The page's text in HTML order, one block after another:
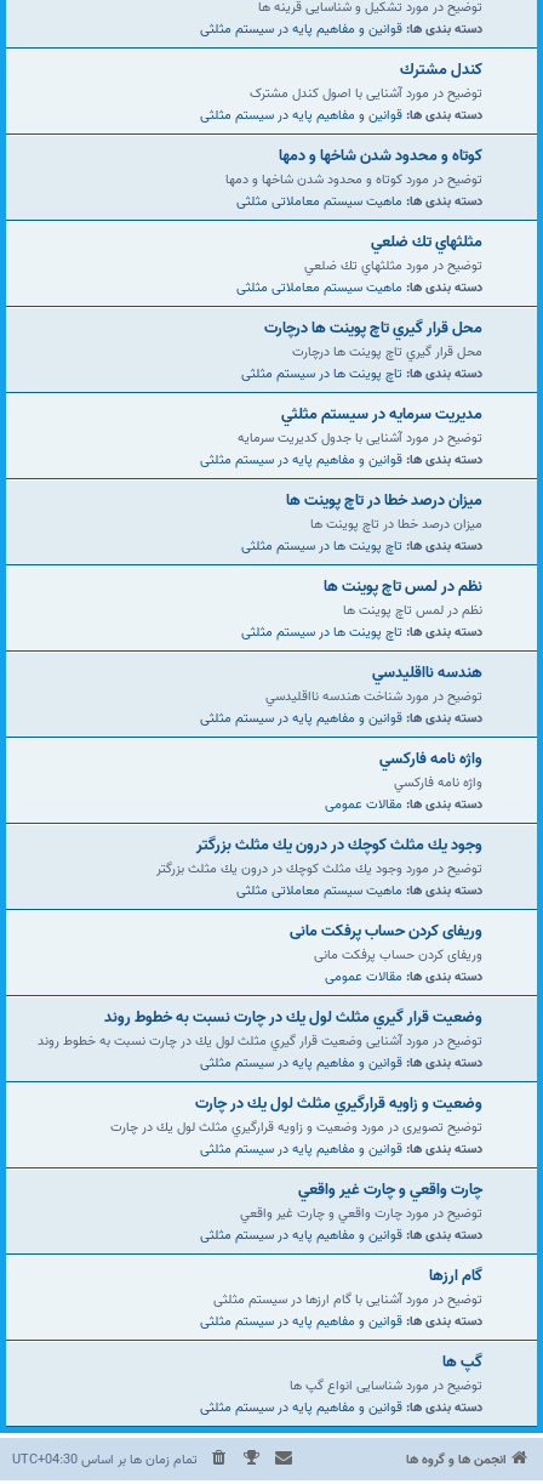
توضیح در مورد تشکیل و شناسایی قرينه ها
دسته بندی ها: قوانین و مفاهیم پایه در سیستم مثلثی
كندل مشترك
توضیح در مورد آشنایی با اصول کندل مشترک
دسته بندی ها: قوانین و مفاهیم پایه در سیستم مثلثی
كوتاه و محدود شدن شاخها و دمها
توضیح در مورد كوتاه و محدود شدن شاخها و دمها
دسته بندی ها: ماهیت سیستم معاملاتی مثلثی
مثلثهاي تك ضلعي
توضیح در مورد مثلثهاي تك ضلعي
دسته بندی ها: ماهیت سیستم معاملاتی مثلثی
محل قرار گيري تاچ پوينت ها درچارت
محل قرار گيري تاچ پوينت ها درچارت
دسته بندی ها: تاچ پوینت ها در سیستم مثلثی
مديريت سرمايه در سيستم مثلثي
توضیح در مورد آشنایی با جدول کدیریت سرمایه
دسته بندی ها: قوانین و مفاهیم پایه در سیستم مثلثی
ميزان درصد خطا در تاچ پوينت ها
ميزان درصد خطا در تاچ پوينت ها
دسته بندی ها: تاچ پوینت ها در سیستم مثلثی
نظم در لمس تاچ پوينت ها
نظم در لمس تاچ پوينت ها
دسته بندی ها: تاچ پوینت ها در سیستم مثلثی
هندسه نااقليدسي
توضیح در مورد شناخت هندسه نااقليدسي
دسته بندی ها: قوانین و مفاهیم پایه در سیستم مثلثی
واژه نامه فاركسي
واژه نامه فاركسي
دسته بندی ها: مقالات عمومی
وجود يك مثلث كوچك در درون يك مثلث بزرگتر
توضیح در مورد وجود يك مثلث كوچك در درون يك مثلث بزرگتر
دسته بندی ها: ماهیت سیستم معاملاتی مثلثی
وریفای کردن حساب پرفکت مانی
وریفای کردن حساب پرفکت مانی
دسته بندی ها: مقالات عمومی
وضعيت قرار گيري مثلث لول يك در چارت نسبت به خطوط روند
توضیح در مورد آشنایی وضعيت قرار گيري مثلث لول يك در چارت نسبت به خطوط روند
دسته بندی ها: قوانین و مفاهیم پایه در سیستم مثلثی
وضعيت و زاويه قرارگيري مثلث لول يك در چارت
توضیح تصویری در مورد وضعيت و زاويه قرارگيري مثلث لول يك در چارت
دسته بندی ها: قوانین و مفاهیم پایه در سیستم مثلثی
چارت واقعي و چارت غير واقعي
توضیح در مورد چارت واقعي و چارت غير واقعي
دسته بندی ها: قوانین و مفاهیم پایه در سیستم مثلثی
گام ارزها
توضیح در مورد آشنایی با گام ارزها در سیستم مثلثی
دسته بندی ها: قوانین و مفاهیم پایه در سیستم مثلثی
گپ ها
توضیح در مورد شناسایی انواع گپ ها
دسته بندی ها: قوانین و مفاهیم پایه در سیستم مثلثی
انجمن ها و گروه ها تمام زمان ها بر اساسUTC+04:30